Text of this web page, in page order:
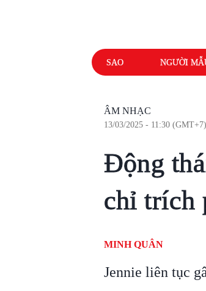
SAO NGƯỜI
ÂM NHẠC
13/03/2025 - 11:30 (GMT+7)
Động
chỉ trích
MINH QUÂN
Jennie liên tục